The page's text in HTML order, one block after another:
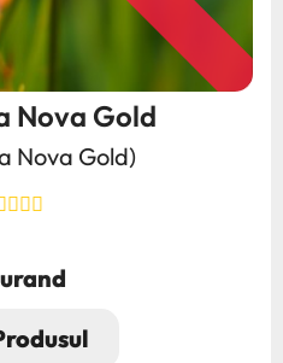
Nova Gold
Nova Gold)
Pret